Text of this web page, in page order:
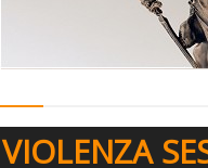
VIOLENZA